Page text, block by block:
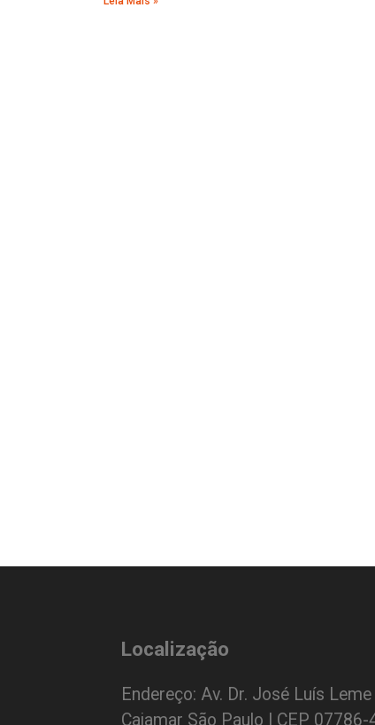
Localização
Endereço: Av. Dr. José Luís
Cajamar São Paulo | CEP 07786-